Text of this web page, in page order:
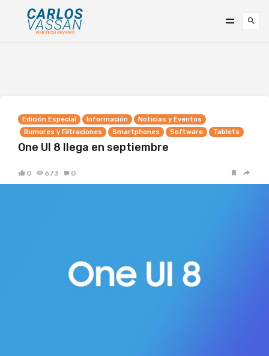
Edición Especial Información
Noticias y Eventos
Rumores y Filtraciones
Smartphones Software Tablets
One UI 8 llega en septiembre
0 673 0